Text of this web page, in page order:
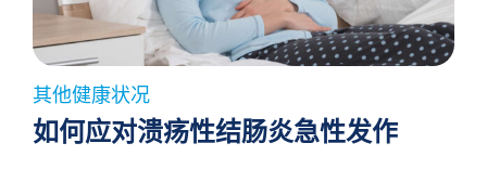
其他健康状况
如何应对溃疡性结肠炎急性发作